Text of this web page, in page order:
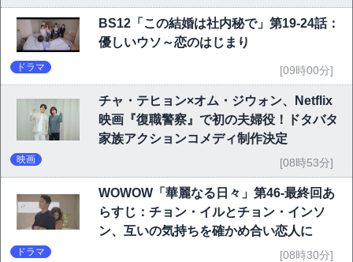
BS12「この結婚は社内秘で」第19-24話：
優しいウソ～恋のはじまり
ドラマ [09時00分]
チャ・テヒョン×オム・ジウォン、Netflix
映画『復職警察』で初の夫婦役！ドタバタ
家族アクションコメディ制作決定
映画 [08時53分]
WOWOW「華麗なる日々」第46-最終回あ
らすじ：チョン・イルとチョン・インソ
ン、互いの気持ちを確かめ合い恋人に
ドラマ [08時30分]